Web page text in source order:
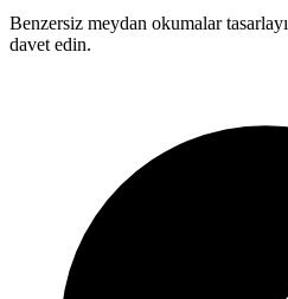
Benzersiz meydan okumalar
davet edin.